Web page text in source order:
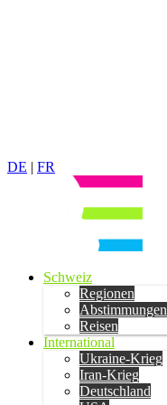
DE | FR
Schweiz
Regionen
Abstimmungen
Reisen
International
Ukraine-Krieg
Iran-Krieg
Deutschland